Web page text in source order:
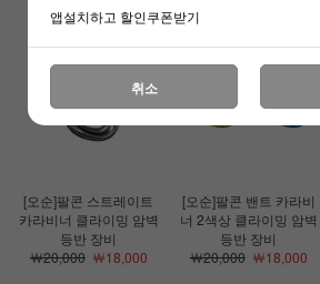
[오순]팔콘 스트레이트
카라비너 클라이밍 암벽
등반 장비
￦20,000￦18,000
[오순]팔콘 밴트 카라비
너 2색상 클라이밍 암벽
등반 장비
￦20,000￦18,000
앱설치하고 할인쿠폰받기
취소